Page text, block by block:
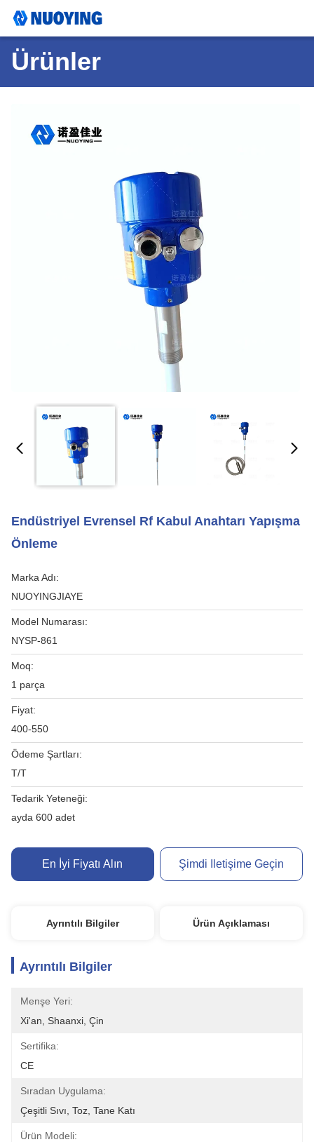
Ürünler
Endüstriyel Evrensel Rf Kabul Anahtarı Yapışma
Önleme
Marka Adı:
NUOYINGJIAYE
Model Numarası:
NYSP-861
Moq:
1 parça
Fiyat:
400-550
Ödeme Şartları:
T/T
Tedarik Yeteneği:
ayda 600 adet
En İyi Fiyatı Alın Şimdi Iletişime Geçin
Ayrıntılı Bilgiler Ürün Açıklaması
Ayrıntılı Bilgiler
Menşe Yeri:
Xi'an, Shaanxi, Çin
Sertifika:
CE
Sıradan Uygulama:
Çeşitli Sıvı, Toz, Tane Katı
Ürün Modeli: